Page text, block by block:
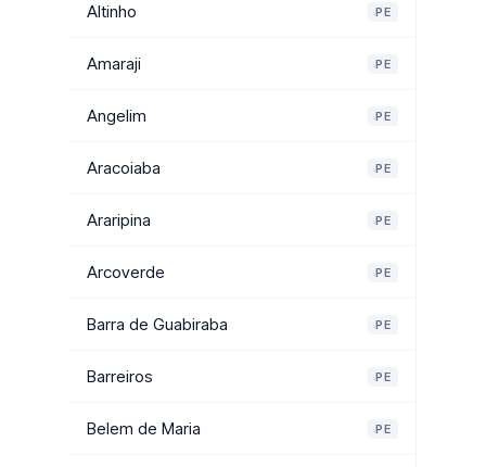
Altinho PE
Amaraji PE
Angelim PE
Aracoiaba PE
Araripina PE
Arcoverde PE
Barra de Guabiraba PE
Barreiros PE
Belem de Maria PE